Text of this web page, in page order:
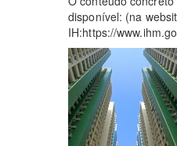
disponível: (na
IH:https://